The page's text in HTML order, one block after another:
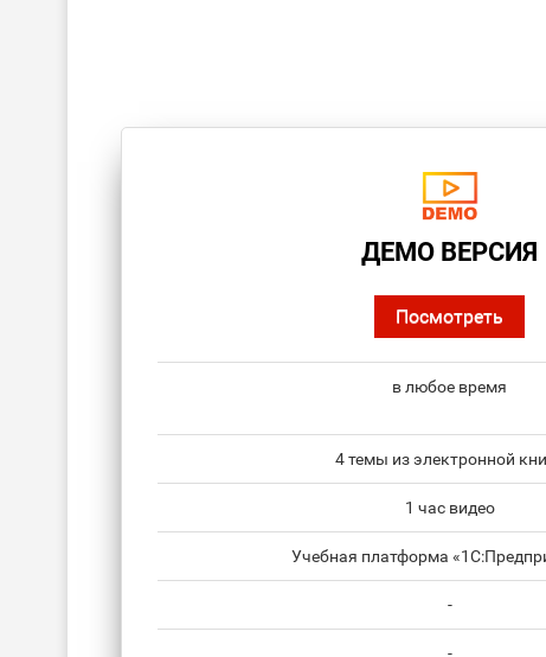
ДЕМО ВЕРСИЯ
Посмотреть
в любое время
4 темы из электронной
1 час видео
Учебная платформа
-